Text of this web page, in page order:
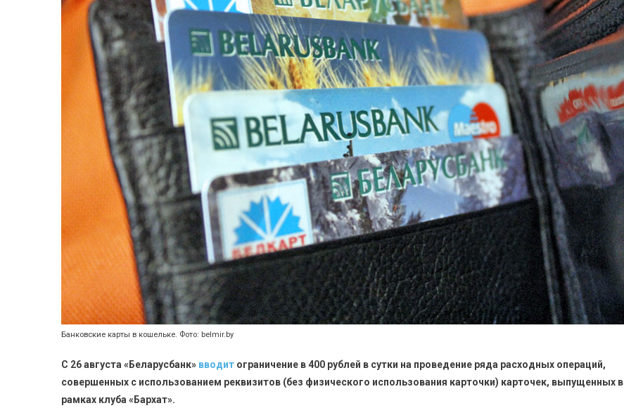
Банковские карты в кошельке. Фото: belmir.by
С 26 августа «Беларусбанк» вводит ограничение в 400 рублей в сутки на проведение ряда расходных операций,
совершенных с использованием реквизитов (без физического использования карточки) карточек, выпущенных в
рамках клуба «Бархат».